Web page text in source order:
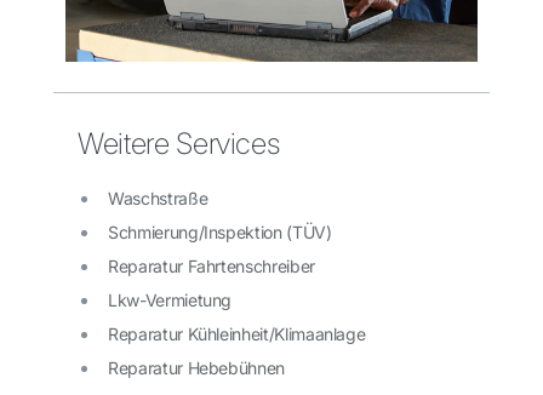
Weitere Services
Waschstraße
Schmierung/Inspektion (TÜV)
Reparatur Fahrtenschreiber
Lkw-Vermietung
Reparatur Kühleinheit/Klimaanlage
Reparatur Hebebühnen